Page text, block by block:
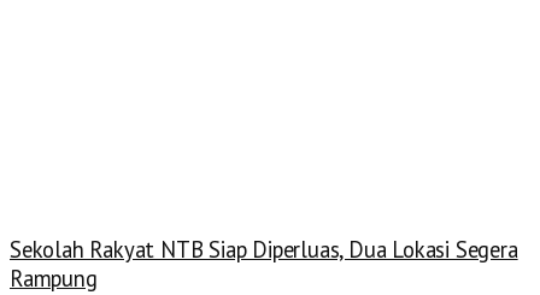
Sekolah Rakyat NTB Siap Diperluas, Dua Lokasi Segera
Rampung